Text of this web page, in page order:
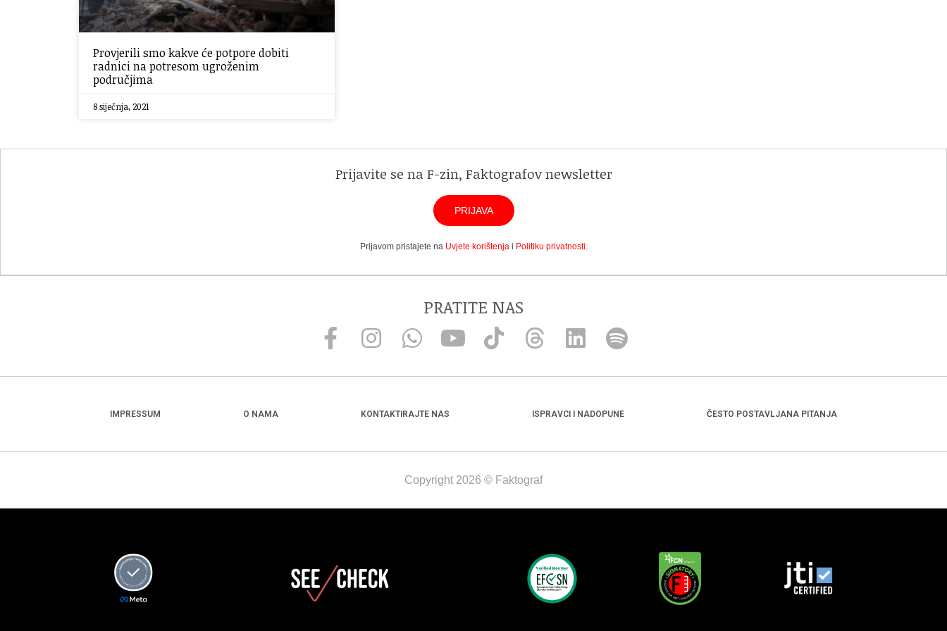
Provjerili smo kakve će potpore dobiti
radnici na potresom ugroženim
područjima
8 siječnja, 2021
Prijavite se na F-zin, Faktografov newsletter
PRIJAVA
Prijavom pristajete na Uvjete korištenjai Politiku privatnosti.
PRATITE NAS
IMPRESSUM O NAMA KONTAKTIRAJTE NAS ISPRAVCI I NADOPUNE ČESTO POSTAVLJANA PITANJA
Copyright 2026 © Faktograf